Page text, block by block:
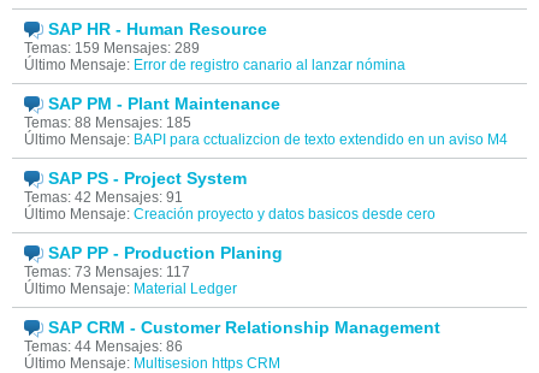
SAP HR - Human Resource
Temas: 159 Mensajes: 289
Último Mensaje: Error de registro canario al lanzar nómina
SAP PM - Plant Maintenance
Temas: 88 Mensajes: 185
Último Mensaje: BAPI para cctualizcion de texto extendido en un aviso M4
SAP PS - Project System
Temas: 42 Mensajes: 91
Último Mensaje: Creación proyecto y datos basicos desde cero
SAP PP - Production Planing
Temas: 73 Mensajes: 117
Último Mensaje: Material Ledger
SAP CRM - Customer Relationship Management
Temas: 44 Mensajes: 86
Último Mensaje: Multisesion https CRM